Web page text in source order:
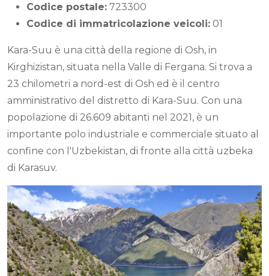
Codice postale: 723300
Codice di immatricolazione veicoli: 01
Kara-Suu è una città della regione di Osh, in
Kirghizistan, situata nella Valle di Fergana. Si trova a
23 chilometri a nord-est di Osh ed è il centro
amministrativo del distretto di Kara-Suu. Con una
popolazione di 26.609 abitanti nel 2021, è un
importante polo industriale e commerciale situato al
confine con l'Uzbekistan, di fronte alla città uzbeka
di Karasuv.